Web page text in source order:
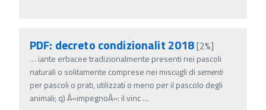
PDF: decreto condizionalit 2018[2%]
… iante erbacee tradizionalmente presenti nei pascoli
naturali o solitamente comprese nei miscugli di sementi
per pascoli o prati, utilizzati o meno per il pascolo degli
animali; q) Â«impegnoÂ»: il vinc…